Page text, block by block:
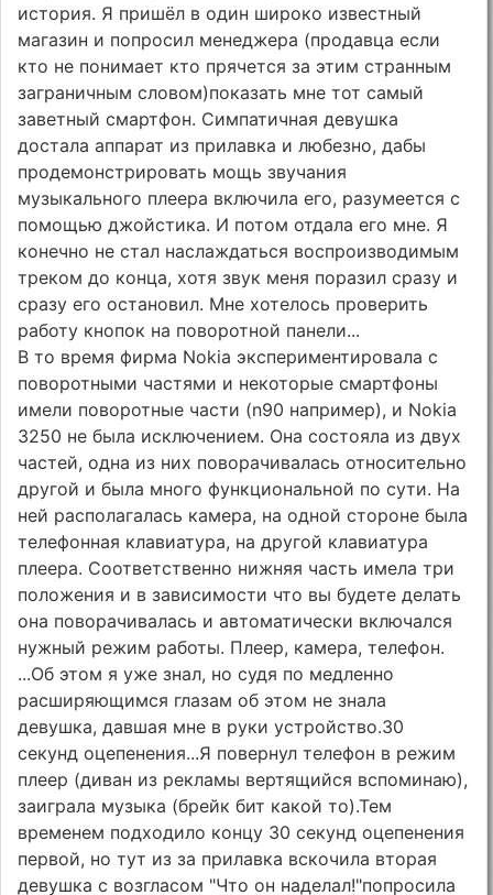
история. Я пришёл в один широко известный
магазин и попросил менеджера (продавца если
кто не понимает кто прячется за этим странным
заграничным словом)показать мне тот самый
заветный смартфон. Симпатичная девушка
достала аппарат из прилавка и любезно, дабы
продемонстрировать мощь звучания
музыкального плеера включила его, разумеется с
помощью джойстика. И потом отдала его мне. Я
конечно не стал наслаждаться воспроизводимым
треком до конца, хотя звук меня поразил сразу и
сразу его остановил. Мне хотелось проверить
работу кнопок на поворотной панели...
В то время фирма Nokia экспериментировала с
поворотными частями и некоторые смартфоны
имели поворотные части (n90 например), и Nokia
3250 не была исключением. Она состояла из двух
частей, одна из них поворачивалась относительно
другой и была много функциональной по сути. На
ней располагалась камера, на одной стороне была
телефонная клавиатура, на другой клавиатура
плеера. Соответственно нижняя часть имела три
положения и в зависимости что вы будете делать
она поворачивалась и автоматически включался
нужный режим работы. Плеер, камера, телефон.
...Об этом я уже знал, но судя по медленно
расширяющимся глазам об этом не знала
девушка, давшая мне в руки устройство.30
секунд оцепенения...Я повернул телефон в режим
плеер (диван из рекламы вертящийся вспоминаю),
заиграла музыка (брейк бит какой то).Тем
временем подходило концу 30 секунд оцепенения
первой, но тут из за прилавка вскочила вторая
девушка с возгласом "Что он наделал!"попросила